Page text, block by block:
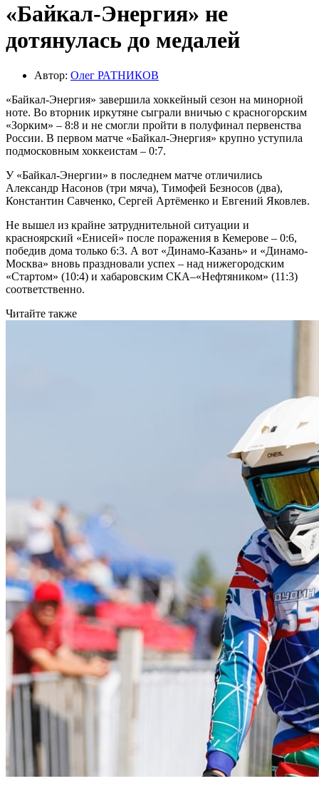
«Байкал-Энергия» не
дотянулась до медалей
Автор: Олег РАТНИКОВ
«Байкал-Энергия» завершила хоккейный сезон на минорной
ноте. Во вторник иркутяне сыграли вничью с красногорским
«Зорким» – 8:8 и не смогли пройти в полуфинал первенства
России. В первом матче «Байкал-Энергия» крупно уступила
подмосковным хоккеистам – 0:7.
У «Байкал-Энергии» в последнем матче отличились
Александр Насонов (три мяча), Тимофей Безносов (два),
Константин Савченко, Сергей Артёменко и Евгений Яковлев.
Не вышел из крайне затруднительной ситуации и
красноярский «Енисей» после поражения в Кемерове – 0:6,
победив дома только 6:3. А вот «Динамо-Казань» и «Динамо-
Москва» вновь праздновали успех – над нижегородским
«Стартом» (10:4) и хабаровским СКА–«Нефтяником» (11:3)
соответственно.
Читайте также